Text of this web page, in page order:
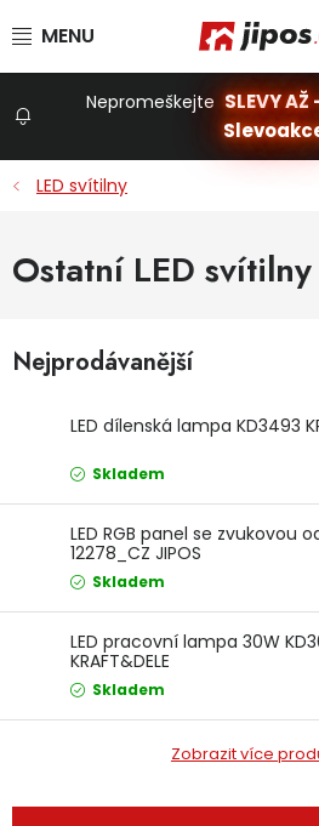
Domácnost
Dětská hřiště
Autodoplňky
Vánoce
Nepromeškejte SLEVY
LED svítilny
Ostatní LED svítilny
Nejprodávanější
LED dílenská lampa KD3493
Skladem
LED RGB panel se zvukovou
12278_CZ JIPOS
Skladem
LED pracovní lampa 30W
KRAFT&DELE
Skladem
Zobrazit více